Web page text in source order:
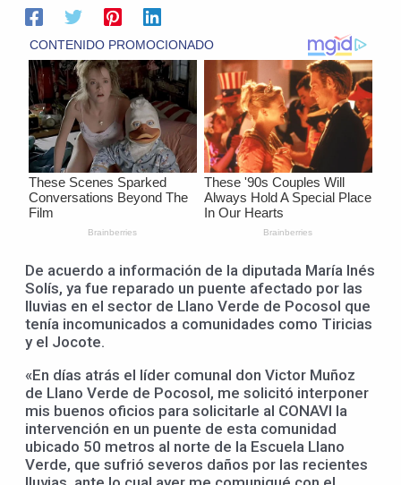
De acuerdo a información de la diputada María Inés
Solís, ya fue reparado un puente afectado por las
lluvias en el sector de Llano Verde de Pocosol que
tenía incomunicados a comunidades como Tiricias
y el Jocote.
«En días atrás el líder comunal don Victor Muñoz
de Llano Verde de Pocosol, me solicitó interponer
mis buenos oficios para solicitarle al CONAVI la
intervención en un puente de esta comunidad
ubicado 50 metros al norte de la Escuela Llano
Verde, que sufrió severos daños por las recientes